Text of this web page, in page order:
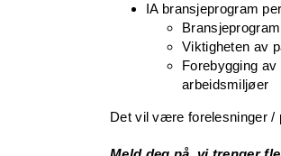
IA bransjeprogram
Viktigheten av
Forebygging
arbeidsmiljøer
Det vil være forelesninger /